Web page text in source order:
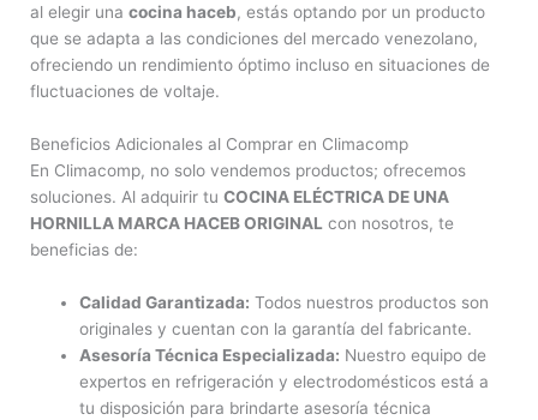
al elegir una cocina haceb, estás optando por un producto
que se adapta a las condiciones del mercado venezolano,
ofreciendo un rendimiento óptimo incluso en situaciones de
fluctuaciones de voltaje.
Beneficios Adicionales al Comprar en Climacomp
En Climacomp, no solo vendemos productos; ofrecemos
soluciones. Al adquirir tu COCINA ELÉCTRICA DE UNA
HORNILLA MARCA HACEB ORIGINAL con nosotros, te
beneficias de:
Calidad Garantizada: Todos nuestros productos son
originales y cuentan con la garantía del fabricante.
Asesoría Técnica Especializada: Nuestro equipo de
expertos en refrigeración y electrodomésticos está a
tu disposición para brindarte asesoría técnica